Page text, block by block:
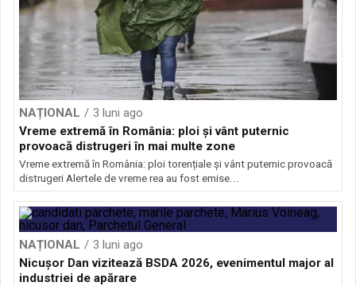
NAȚIONAL
3 luni ago
Vreme extremă în România: ploi și vânt puternic
provoacă distrugeri în mai multe zone
Vreme extremă în România: ploi torențiale și vânt puternic provoacă
distrugeri Alertele de vreme rea au fost emise...
NAȚIONAL
3 luni ago
Nicușor Dan vizitează BSDA 2026, evenimentul major al
industriei de apărare